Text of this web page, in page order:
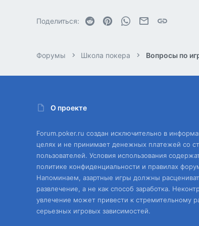
Поделиться: Reddit PinterestWhatsAppЭлектронная
Форумы Школа покера Вопросы по
О проекте
Forum.poker.ru создан исключительно в
целях и не принимает денежных платежей со
пользователей. Условия использования
политике конфиденциальности и правилах
Напоминаем, азартные игры должны
развлечение, а не как способ заработка.
увлечение может привести к стремительному
серьезных игровых зависимостей.